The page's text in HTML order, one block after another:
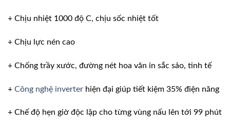
+ Chịu nhiệt 1000 độ C, chịu sốc nhiệt tốt
+ Chịu lực nén cao
+ Chống trầy xước, đường nét hoa văn in sắc sảo, tinh tế
+ Công nghệ inverter hiện đại giúp tiết kiệm 35% điện năng
+ Chế độ hẹn giờ độc lập cho từng vùng nấu lên tới 99 phút